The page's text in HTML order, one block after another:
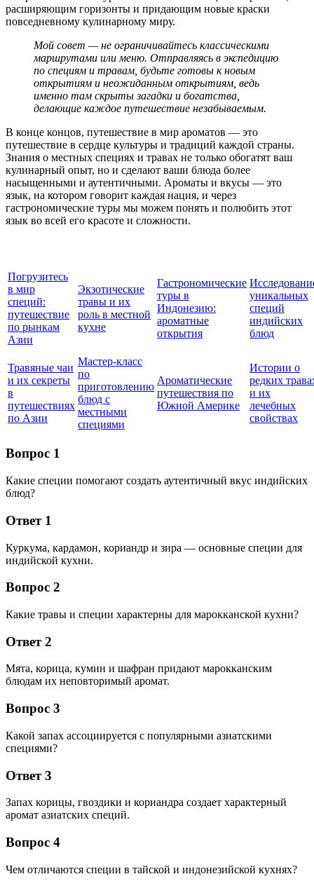
расширяющим горизонты и придающим новые краски
повседневному кулинарному миру.
Мой совет — не ограничивайтесь классическими
маршрутами или меню. Отправляясь в экспедицию
по специям и травам, будьте готовы к новым
открытиям и неожиданным открытиям, ведь
именно там скрыты загадки и богатства,
делающие каждое путешествие незабываемым.
В конце концов, путешествие в мир ароматов — это
путешествие в сердце культуры и традиций каждой страны.
Знания о местных специях и травах не только обогатят ваш
кулинарный опыт, но и сделают ваши блюда более
насыщенными и аутентичными. Ароматы и вкусы — это
язык, на котором говорит каждая нация, и через
гастрономические туры мы можем понять и полюбить этот
язык во всей его красоте и сложности.
Погрузитесь
в мир
специй:
путешествие
по рынкам
Азии
Экзотические
травы и их
роль в местной
кухне
Гастрономические
туры в
Индонезию:
ароматные
открытия
уникальных
специй
индийских
блюд
Травяные чаи
и их секреты
в
путешествиях
по Азии
Мастер-класс
по
приготовлению
блюд с
местными
специями
Ароматические
путешествия по
Южной Америке
Истории о
редких
и их
лечебных
свойствах
Вопрос 1
Какие специи помогают создать аутентичный вкус индийских
блюд?
Ответ 1
Куркума, кардамон, кориандр и зира — основные специи для
индийской кухни.
Вопрос 2
Какие травы и специи характерны для марокканской кухни?
Ответ 2
Мята, корица, кумин и шафран придают марокканским
блюдам их неповторимый аромат.
Вопрос 3
Какой запах ассоциируется с популярными азиатскими
специями?
Ответ 3
Запах корицы, гвоздики и кориандра создает характерный
аромат азиатских специй.
Вопрос 4
Чем отличаются специи в тайской и индонезийской кухнях?